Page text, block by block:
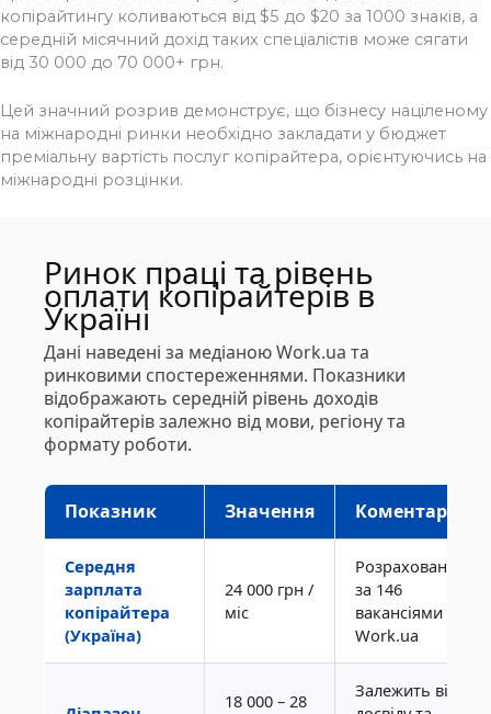
копірайтингу коливаються від $5 до $20 за 1000 знаків, а
середній місячний дохід таких спеціалістів може сягати
від 30 000 до 70 000+ грн.
Цей значний розрив демонструє, що бізнесу націленому
на міжнародні ринки необхідно закладати у бюджет
преміальну вартість послуг копірайтера, орієнтуючись на
міжнародні розцінки.
Ринок праці та рівень
оплати копірайтерів в
Україні
Дані наведені за медіаною Work.ua та
ринковими спостереженнями. Показники
відображають середній рівень доходів
копірайтерів залежно від мови, регіону та
формату роботи.
Показник Значення Коментар
Середня
зарплата
копірайтера
(Україна)
24 000 грн /
міс
Розраховано
за 146
вакансіями на
Work.ua
18 000 – 28
Залежить від